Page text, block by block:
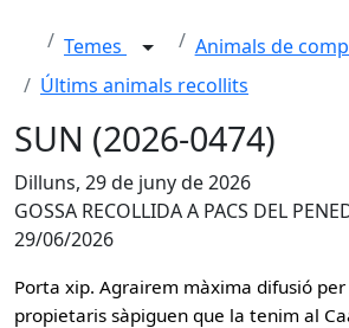
Temes
Animals de
Últims animals recollits
SUN (2026-0474)
Dilluns, 29 de juny de 2026
GOSSA RECOLLIDA A PACS DEL
29/06/2026
Porta xip. Agrairem màxima difusió
propietaris sàpiguen que la tenim al